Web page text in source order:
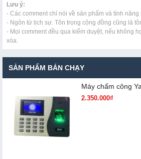
Lưu ý:
- Các comment chỉ nói về sản phẩm và tính năng
- Ngôn từ lịch sự. Tôn trọng cộng đồng cũng là
- Mọi comment đều qua kiểm duyệt, nếu không
xóa.
SẢN PHẨM BÁN CHẠY
Máy chấm cô​ng
2.350.000₫